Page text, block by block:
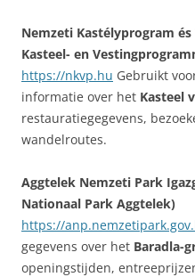
Nemzeti Kastélyprogram
Kasteel- en
https://nkvp.hu Gebruikt
informatie over het Kasteel
restauratiegegevens,
wandelroutes.
Aggtelek Nemzeti Park
Nationaal Park Aggtelek)
https://
gegevens over het Baradla-
openingstijden,